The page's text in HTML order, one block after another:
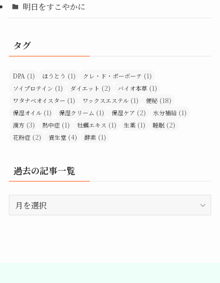
明日をすこやかに
タグ
DPA (1) ほうとう (1) クレ・ド・ポーボーテ (1)
ソイプロテイン (1) ダイエット (2) バイオ本草 (1)
ワタナベオイスター (1) ワックスエステル (1) 便秘 (18)
保湿オイル (1) 保湿クリーム (1) 保湿ケア (2) 水分補給 (1)
漢方 (3) 熱中症 (1) 牡蠣エキス (1) 生薬 (1) 睡眠 (2)
花粉症 (2) 資生堂 (4) 酵素 (1)
過去の記事一覧
去